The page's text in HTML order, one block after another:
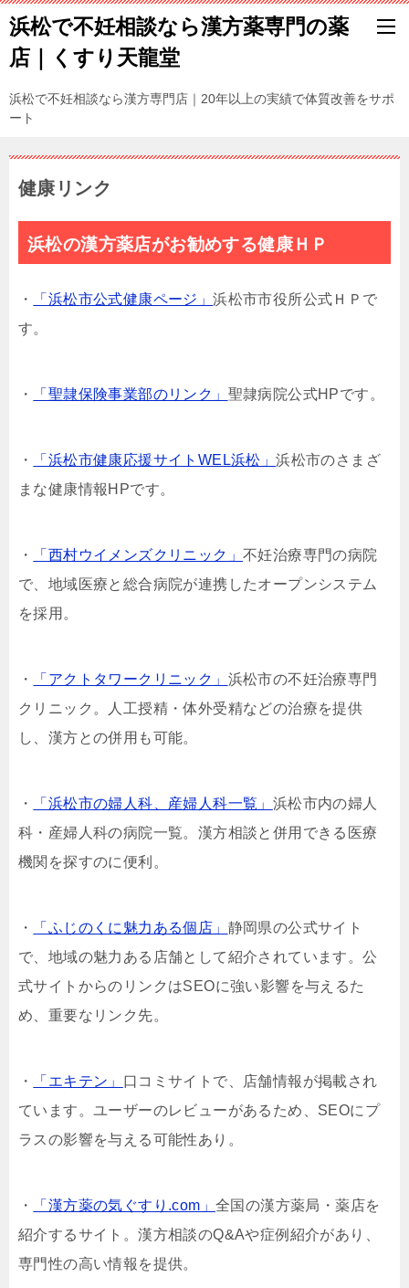
浜松で不妊相談なら漢方薬専門の薬
店｜くすり天龍堂
浜松で不妊相談なら漢方専門店｜20年以上の実績で体質改善をサポ
ート
健康リンク
浜松の漢方薬店がお勧めする健康ＨＰ
・ 「浜松市公式健康ページ」浜松市市役所公式ＨＰで
す。
・ 「聖隷保険事業部のリンク」 聖隷病院公式HPです。
・ 「浜松市健康応援サイトWEL浜松」浜松市のさまざ
まな健康情報HPです。
・ 「西村ウイメンズクリニック」不妊治療専門の病院
で、地域医療と総合病院が連携したオープンシステム
を採用。
・ 「アクトタワークリニック」 浜松市の不妊治療専門
クリニック。人工授精・体外受精などの治療を提供
し、漢方との併用も可能。
・ 「浜松市の婦人科、産婦人科一覧」 浜松市内の婦人
科・産婦人科の病院一覧。漢方相談と併用できる医療
機関を探すのに便利。
・ 「ふじのくに魅力ある個店」 静岡県の公式サイト
で、地域の魅力ある店舗として紹介されています。公
式サイトからのリンクはSEOに強い影響を与えるた
め、重要なリンク先。
・ 「エキテン」 口コミサイトで、店舗情報が掲載され
ています。ユーザーのレビューがあるため、SEOにプ
ラスの影響を与える可能性あり。
・ 「漢方薬の気ぐすり.com」全国の漢方薬局・薬店を
紹介するサイト。漢方相談のQ&Aや症例紹介があり、
専門性の高い情報を提供。